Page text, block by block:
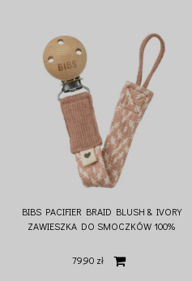
BIBS PACIFIER BRAID BLUSH & IVORY
ZAWIESZKA DO SMOCZKÓW 100%
79,90 zł